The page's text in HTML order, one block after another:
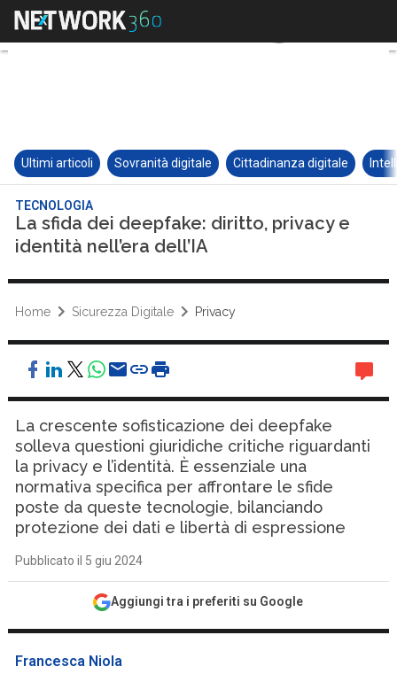
Ultimi articoli Sovranità digitale Cittadinanza digitale
TECNOLOGIA
La sfida dei deepfake: diritto, privacy e
identità nell’era dell’IA
Home Sicurezza Digitale Privacy
La crescente sofisticazione dei deepfake
solleva questioni giuridiche critiche riguardanti
la privacy e l’identità. È essenziale una
normativa specifica per affrontare le sfide
poste da queste tecnologie, bilanciando
protezione dei dati e libertà di espressione
Pubblicato il 5 giu 2024
Aggiungi tra i preferiti su Google
Francesca Niola